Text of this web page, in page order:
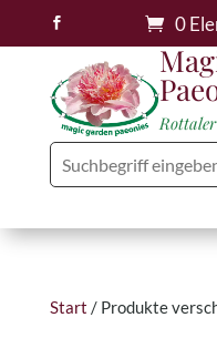
 0
Start / Produkte